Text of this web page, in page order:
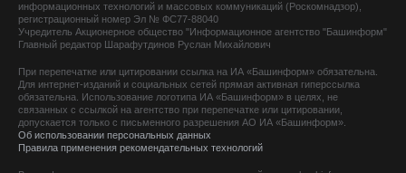
информационных технологий и массовых коммуникаций (Роскомнадзор),
регистрационный номер Эл № ФС77-88040
Учредитель Акционерное общество "Информационное агентство "Башинформ"
Главный редактор Шарафутдинов Руслан Михайлович
При перепечатке или цитировании ссылка на ИА «Башинформ» обязательна.
Для интернет-изданий и социальных сетей прямая активная гиперссылка
обязательна. Использование логотипа ИА «Башинформ» в целях, не
связанных с ссылкой на агентство при перепечатке или цитировании,
допускается только с письменного разрешения АО ИА «Башинформ».
Об использовании персональных данных
Правила применения рекомендательных технологий